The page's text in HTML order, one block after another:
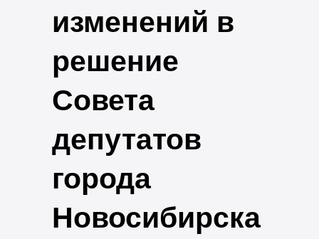
изменений в
решение
Совета
депутатов
города
Новосибирска